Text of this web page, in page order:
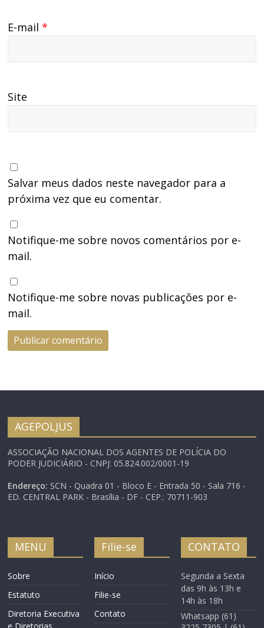
E-mail*
Site
Salvar meus dados neste navegador para a
próxima vez que eu comentar.
Notifique-me sobre novos comentários por e-
mail.
Notifique-me sobre novas publicações por e-
mail.
AGEPOLJUS
ASSOCIAÇÃO NACIONAL DOS AGENTES DE POLÍCIA DO
PODER JUDICIÁRIO - CNPJ: 05.824.002/0001-19
Endereço: SCN - Quadra 01 - Bloco E - Entrada 50 - Sala 716 -
ED. CENTRAL PARK - Brasília - DF - CEP.: 70711-903
MENU
Sobre
Estatuto
Diretoria Executiva
Filie-se
Início
Filie-se
Contato
CONTATO
Segunda a Sexta
das 9h às 13h e
14h às 18h
Whatsapp (61)